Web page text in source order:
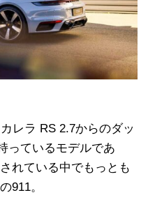
レラ RS 2.7からのダッ
っているモデルであ
れている中でもっとも
911。